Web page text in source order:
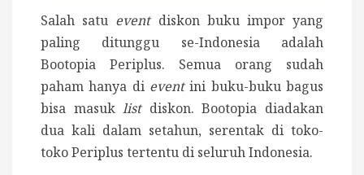
Salah satu eventdiskon buku impor yang
paling ditunggu se-Indonesia adalah
Bootopia Periplus. Semua orang sudah
paham hanya di eventini buku-buku bagus
bisa masuklistdiskon. Bootopia diadakan
dua kali dalam setahun, serentak di toko-
toko Periplus tertentu di seluruh Indonesia.